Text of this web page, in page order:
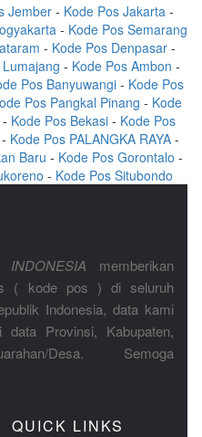
Jember - Kode Pos Jakarta -
- Kode Pos Semarang
- Kode Pos Denpasar -
- Kode Pos Ambon -
Pos Banyuwangi - Kode Pos
Pos Pangkal Pinang - Kode
- Kode Pos Bekasi - Kode Pos
- Kode Pos PALANGKA RAYA -
Baru - Kode Pos Gorontalo -
- Kode Pos Situbondo
memberikan
( kode pos ) di seluruh
Indonesia, data kami
Provinsi, Kabupaten,
Desa. Semoga
QUICK LINKS